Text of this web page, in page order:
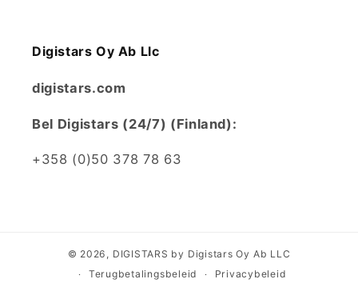
Digistars Oy Ab Llc
digistars.com
Bel Digistars (24/7) (Finland):
+358 (0)50 378 78 63
© 2026, DIGISTARS by Digistars Oy Ab LLC
Terugbetalingsbeleid
Privacybeleid